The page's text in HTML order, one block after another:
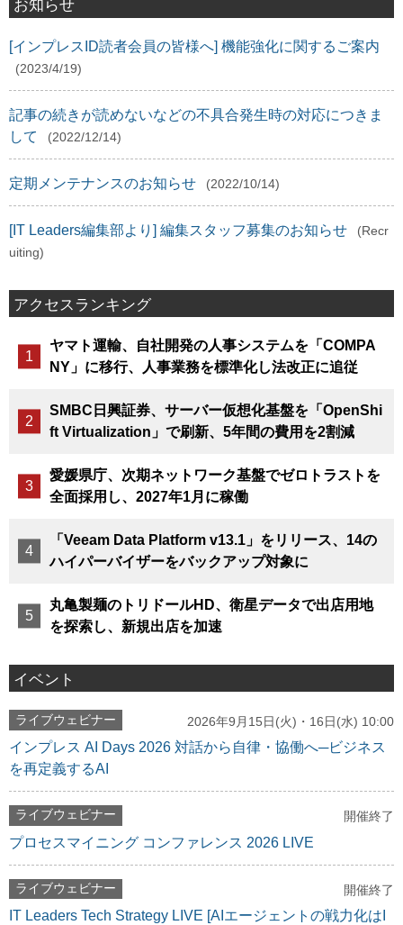
お知らせ
[インプレスID読者会員の皆様へ] 機能強化に関するご案内
(2023/4/19)
記事の続きが読めないなどの不具合発生時の対応につきま
して
(2022/12/14)
定期メンテナンスのお知らせ (2022/10/14)
[IT Leaders編集部より] 編集スタッフ募集のお知らせ
(Recr
uiting)
アクセスランキング
ヤマト運輸、自社開発の人事システムを「COMPA
NY」に移行、人事業務を標準化し法改正に追従
SMBC日興証券、サーバー仮想化基盤を「OpenShi
ft Virtualization」で刷新、5年間の費用を2割減
愛媛県庁、次期ネットワーク基盤でゼロトラストを
全面採用し、2027年1月に稼働
「Veeam Data Platform v13.1」をリリース、14の
ハイパーバイザーをバックアップ対象に
丸亀製麺のトリドールHD、衛星データで出店用地
を探索し、新規出店を加速
イベント
ライブウェビナー 2026年9月15日(火)・16日(水) 10:00
インプレス AI Days 2026 対話から自律・協働へ─ビジネス
を再定義するAI
ライブウェビナー 開催終了
プロセスマイニング コンファレンス 2026 LIVE
ライブウェビナー 開催終了
IT Leaders Tech Strategy LIVE [AIエージェントの戦力化はI